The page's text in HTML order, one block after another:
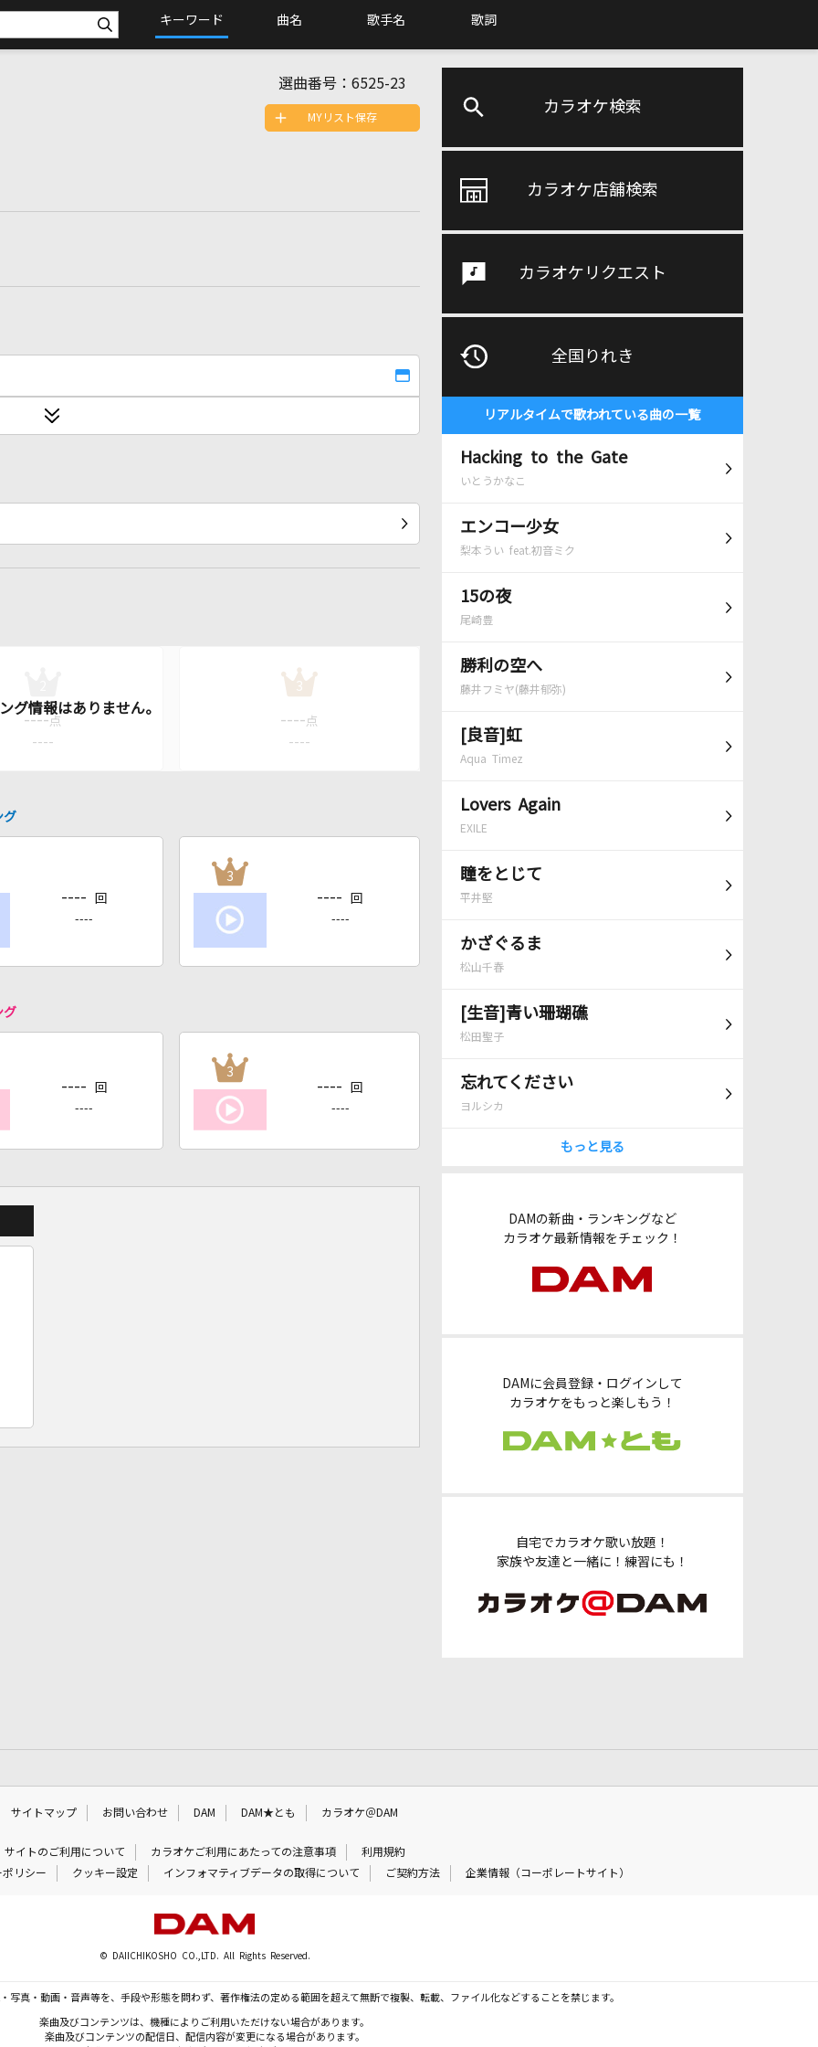
キーワード 曲名 歌手名 歌詞
カラオケ検索
カラオケ店舗検索
カラオケリクエスト
全国りれき
リアルタイムで歌われている曲の一覧
Hacking to the Gate
いとうかなこ
エンコー少女
梨本うい feat.初音ミク
15の夜
尾崎豊
勝利の空へ
藤井フミヤ(藤井郁弥)
[良音]虹
Aqua Timez
Lovers Again
EXILE
瞳をとじて
平井堅
かざぐるま
松山千春
[生音]青い珊瑚礁
松田聖子
忘れてください
ヨルシカ
もっと見る
DAMの新曲・ランキングなど
カラオケ最新情報をチェック！
DAMに会員登録・ログインして
カラオケをもっと楽しもう！
自宅でカラオケ歌い放題！
家族や友達と一緒に！練習にも！
選曲番号： 6525-23
MYリスト保存
---- 点
----
3
---- 点
----
グ
---- 回
----
3
---- 回
----
グ
---- 回
----
3
---- 回
----
サイトマップ お問い合わせ DAM DAM★とも カラオケ＠DAM
サイトのご利用について カラオケご利用にあたっての注意事項
利用規約
リシー
クッキー設定 インフォマティブデータの取得について ご契約方法 企業情報（コーポレートサイト）
© DAIICHIKOSHO CO.,LTD. All Rights Reserved.
写真・動画・音声等を、手段や形態を問わず、著作権法の定める範囲を超えて無断で複製、転載、ファイル化などすることを禁じます。
楽曲及びコンテンツは、機種によりご利用いただけない場合があります。
楽曲及びコンテンツの配信日、配信内容が変更になる場合があります。